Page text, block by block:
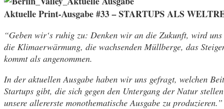
Aktuelle Print-Ausgabe #33 – STARTUPS ALS
“Geben wir‘s ruhig zu: Denken wir an die Zukunft, wird
die Klimaerwärmung, die wachsenden Müllberge, das
kommt als angenommen.
In der aktuellen Ausgabe haben wir uns gefragt, welchen
Startups gibt, die sich gegen den Untergang der Natur
unsere allererste monothematische Ausgabe zu produzieren.”